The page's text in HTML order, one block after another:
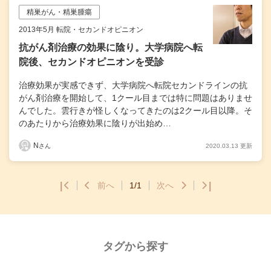
精巣がん・精巣腫瘍
2013年5月 転院・セカンドオピニオン
抗がん剤治療の効果に陰り。大学病院へ転
院後、セカンドオピニオンを受診
治療効果が実感できず、大学病院へ転院セカンドラインの抗
がん剤治療を開始して、1クール目までは特に問題はありませ
んでした。雲行きが怪しくなってきたのは2クール目以降。そ
のあたりから治療効果に陰りが出始め…
N さん 2020.03.13 更新
前へ 1/1 次へ
タグから探す